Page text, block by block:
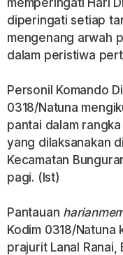
memperingati Hari
diperingati setiap
mengenang arwah
dalam peristiwa
Personil Komando
0318/Natuna
pantai dalam
yang dilaksanakan
Kecamatan
pagi. (Ist)
Pantauan
Kodim 0318/Natuna
prajurit Lanal